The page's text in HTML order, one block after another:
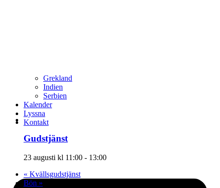
Grekland
Indien
Serbien
Kalender
Lyssna
Kontakt
Gudstjänst
23 augusti kl 11:00 - 13:00
« Kvällsgudstjänst
Bön »